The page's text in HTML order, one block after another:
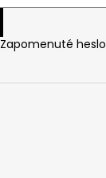
Zapomenuté heslo